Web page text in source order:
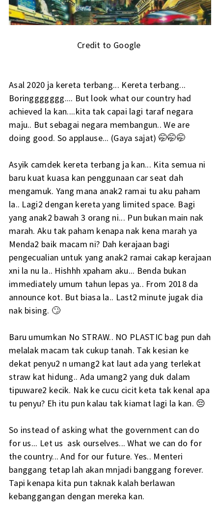
Credit to Google
Asal 2020 ja kereta terbang... Kereta terbang...
Boringgggggg.... But look what our country had
achieved la kan....kita tak capai lagi taraf negara
maju.. But sebagai negara membangun.. We are
doing good. So applause... (Gaya sajat) 🤭🤭🤭
Asyik camdek kereta terbang ja kan... Kita semua ni
baru kuat kuasa kan penggunaan car seat dah
mengamuk. Yang mana anak2 ramai tu aku paham
la.. Lagi2 dengan kereta yang limited space. Bagi
yang anak2 bawah 3 orang ni... Pun bukan main nak
marah. Aku tak paham kenapa nak kena marah ya
Menda2 baik macam ni? Dah kerajaan bagi
pengecualian untuk yang anak2 ramai cakap kerajaan
xni la nu la.. Hishhh xpaham aku... Benda bukan
immediately umum tahun lepas ya.. From 2018 da
announce kot. But biasa la.. Last2 minute jugak dia
nak bising. 🙄
Baru umumkan No STRAW.. NO PLASTIC bag pun dah
melalak macam tak cukup tanah. Tak kesian ke
dekat penyu2 n umang2 kat laut ada yang terlekat
straw kat hidung.. Ada umang2 yang duk dalam
tipuware2 kecik. Nak ke cucu cicit keta tak kenal apa
tu penyu? Eh itu pun kalau tak kiamat lagi la kan. 😔
So instead of asking what the government can do
for us... Let us ask ourselves... What we can do for
the country... And for our future. Yes.. Menteri
banggang tetap lah akan mnjadi banggang forever.
Tapi kenapa kita pun taknak kalah berlawan
kebanggangan dengan mereka kan.